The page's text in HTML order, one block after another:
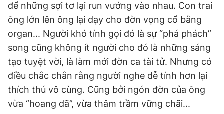
để những sợi tơ lại run vướng vào nhau. Con trai
ông lớn lên ông lại dạy cho đờn vọng cổ bằng
organ... Người khó tính gọi đó là sự “phá phách”
song cũng không ít người cho đó là những sáng
tạo tuyệt vời, là làm mới đờn ca tài tử. Nhưng có
điều chắc chắn rằng người nghe dễ tính hơn lại
thích thú vô cùng. Cũng bởi ngón đờn của ông
vừa “hoang dã”, vừa thâm trầm vững chãi...